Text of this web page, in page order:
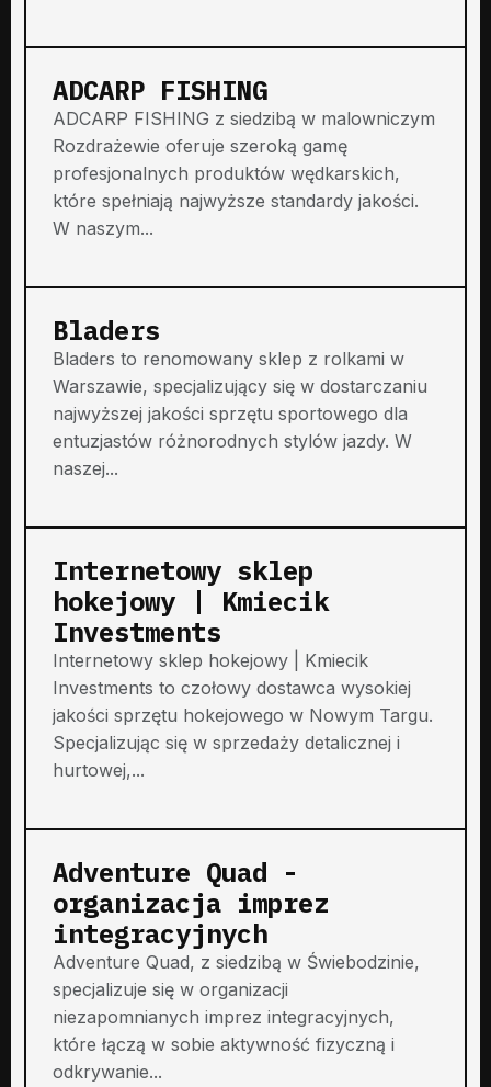
ADCARP FISHING
ADCARP FISHING z siedzibą w malowniczym
Rozdrażewie oferuje szeroką gamę
profesjonalnych produktów wędkarskich,
które spełniają najwyższe standardy jakości.
W naszym...
Bladers
Bladers to renomowany sklep z rolkami w
Warszawie, specjalizujący się w dostarczaniu
najwyższej jakości sprzętu sportowego dla
entuzjastów różnorodnych stylów jazdy. W
naszej...
Internetowy sklep
hokejowy | Kmiecik
Investments
Internetowy sklep hokejowy | Kmiecik
Investments to czołowy dostawca wysokiej
jakości sprzętu hokejowego w Nowym Targu.
Specjalizując się w sprzedaży detalicznej i
hurtowej,...
Adventure Quad -
organizacja imprez
integracyjnych
Adventure Quad, z siedzibą w Świebodzinie,
specjalizuje się w organizacji
niezapomnianych imprez integracyjnych,
które łączą w sobie aktywność fizyczną i
odkrywanie...